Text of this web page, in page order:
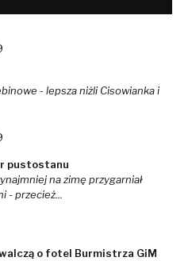
- lepsza niżli Cisowianka i
pustostanu
na zimę przygarniał
- przecież...
o fotel Burmistrza GiM